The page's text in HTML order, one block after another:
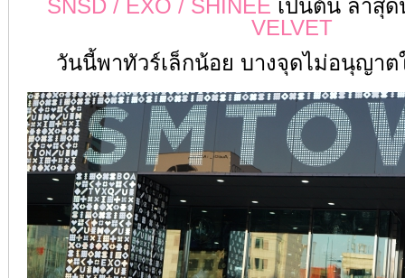
SNSD / EXO / SHINEE เป็นต้น ล่าสุ
VELVET
วันนี้พาทัวร์เล็กน้อย บางจุดไม่อนุญา